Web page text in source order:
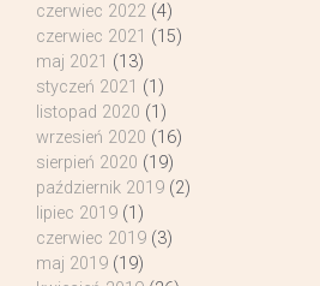
czerwiec 2022 (4)
czerwiec 2021 (15)
maj 2021 (13)
styczeń 2021 (1)
listopad 2020 (1)
wrzesień 2020 (16)
sierpień 2020 (19)
październik 2019 (2)
lipiec 2019 (1)
czerwiec 2019 (3)
maj 2019 (19)